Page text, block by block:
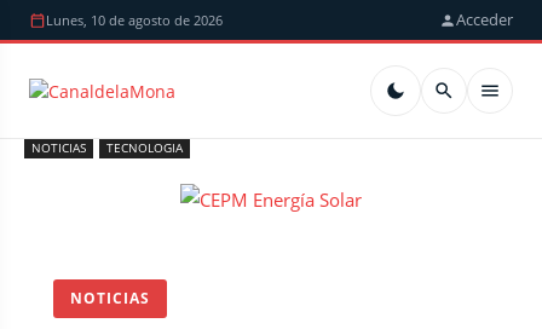
Lunes, 10 de agosto de 2026 Acceder
NOTICIAS TECNOLOGIA
NOTICIAS